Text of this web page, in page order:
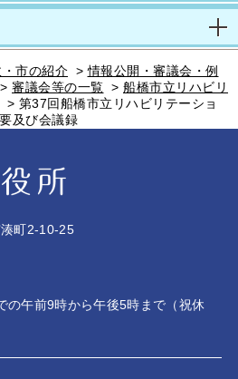
市の紹介 >情報公開・審議会・例
> 審議会等の一覧 > 船橋市立リハビリ
> 第37回船橋市立リハビリテーショ
及び会議録
町2-10-25
の午前9時から午後5時まで（祝休